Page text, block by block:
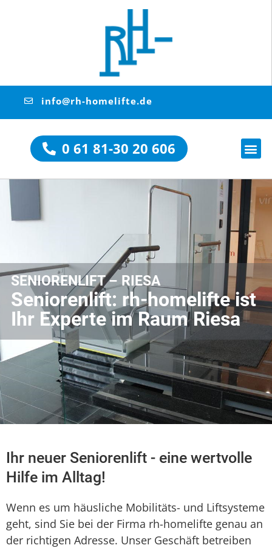
info@rh-homelifte.de
0 61 81-30 20 606
SENIORENLIFT – RIESA
Seniorenlift: rh-homelifte ist
Ihr Experte im Raum Riesa
Ihr neuer Seniorenlift - eine wertvolle
Hilfe im Alltag!
Wenn es um häusliche Mobilitäts- und Liftsysteme
geht, sind Sie bei der Firma rh-homelifte genau an
der richtigen Adresse. Unser Geschäft betreiben